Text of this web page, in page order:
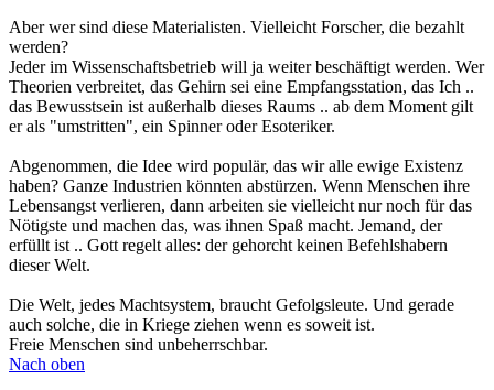
Aber wer sind diese Materialisten. Vielleicht Forscher, die bezahlt
werden?
Jeder im Wissenschaftsbetrieb will ja weiter beschäftigt werden. Wer
Theorien verbreitet, das Gehirn sei eine Empfangsstation, das Ich ..
das Bewusstsein ist außerhalb dieses Raums .. ab dem Moment gilt
er als "umstritten", ein Spinner oder Esoteriker.
Abgenommen, die Idee wird populär, das wir alle ewige Existenz
haben? Ganze Industrien könnten abstürzen. Wenn Menschen ihre
Lebensangst verlieren, dann arbeiten sie vielleicht nur noch für das
Nötigste und machen das, was ihnen Spaß macht. Jemand, der
erfüllt ist .. Gott regelt alles: der gehorcht keinen Befehlshabern
dieser Welt.
Die Welt, jedes Machtsystem, braucht Gefolgsleute. Und gerade
auch solche, die in Kriege ziehen wenn es soweit ist.
Freie Menschen sind unbeherrschbar.
Nach oben